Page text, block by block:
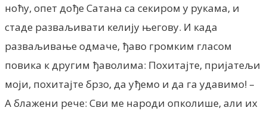
ноћу, опет дође Сатана са секиром у рукама, и
стаде разваљивати келију његову. И када
разваљивање одмаче, ђаво громким гласом
повика к другим ђаволима: Похитајте, пријатељи
моји, похитајте брзо, да уђемо и да га удавимо! –
А блажени рече: Сви ме народи опколише, али их